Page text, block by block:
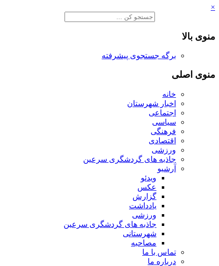
×
منوی بالا
برگه جستجوی پیشرفته
منوی اصلی
خانه
اخبار شهرستان
اجتماعی
سیاسی
فرهنگی
اقتصادی
ورزشی
جاذبه های گردشگری سرعین
آرشیو
ویدئو
عکس
گزارش
یادداشت
ورزشی
جاذبه های گردشگری سرعین
شهرستانی
مصاحبه
تماس با ما
درباره ما